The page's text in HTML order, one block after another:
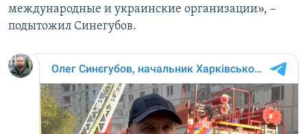
международные и украинские организации», –
подытожил Синегубов.